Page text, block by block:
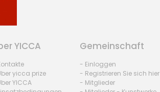
YICCA
yicca prize
YICCA
Gemeinschaft
- Einloggen
- Registrieren Sie sich hier
- Mitglieder